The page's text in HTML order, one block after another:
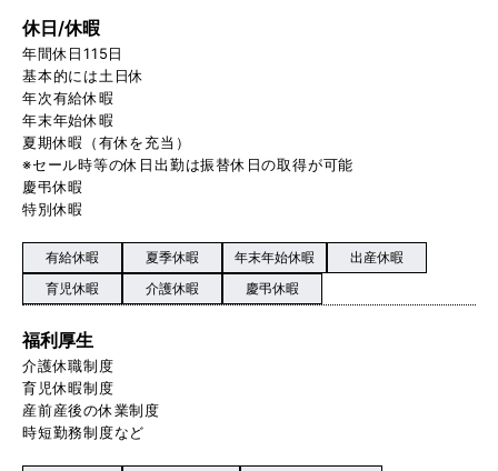
休日/休暇
年間休日115日
基本的には土日休
年次有給休暇
年末年始休暇
夏期休暇（有休を充当）
※セール時等の休日出勤は振替休日の取得が可能
慶弔休暇
特別休暇
有給休暇 夏季休暇 年末年始休暇
出産休暇
育児休暇
介護休暇 慶弔休暇
福利厚生
介護休職制度
育児休暇制度
産前産後の休業制度
時短勤務制度など